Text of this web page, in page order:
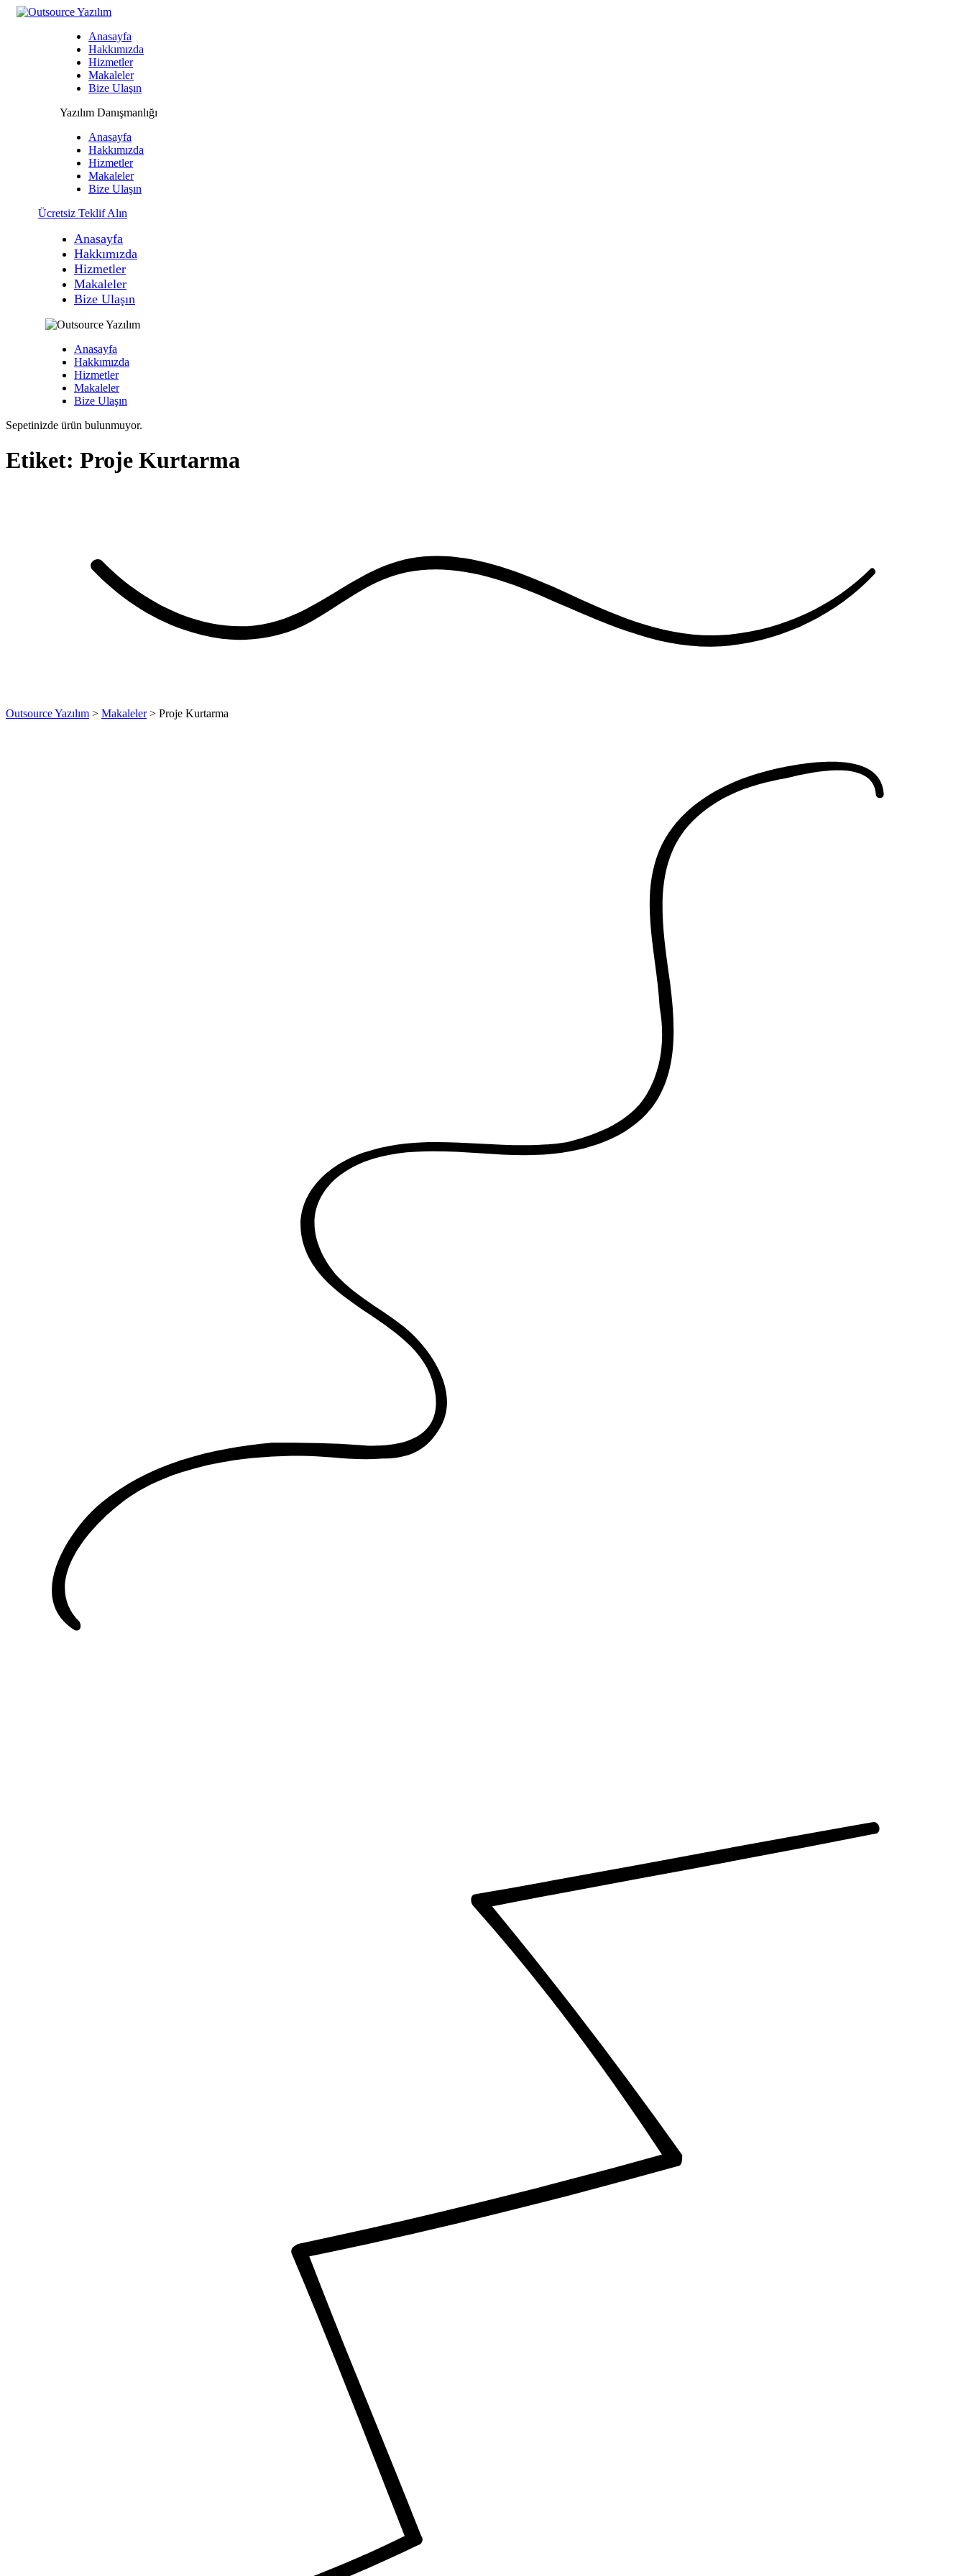
Anasayfa
Hakkımızda
Hizmetler
Makaleler
Bize Ulaşın
Yazılım Danışmanlığı
Anasayfa
Hakkımızda
Hizmetler
Makaleler
Bize Ulaşın
Ücretsiz Teklif Alın
Anasayfa
Hakkımızda
Hizmetler
Makaleler
Bize Ulaşın
Anasayfa
Hakkımızda
Hizmetler
Makaleler
Bize Ulaşın
Sepetinizde ürün bulunmuyor.
Etiket: Proje Kurtarma
Outsource Yazılım > Makaleler> Proje Kurtarma